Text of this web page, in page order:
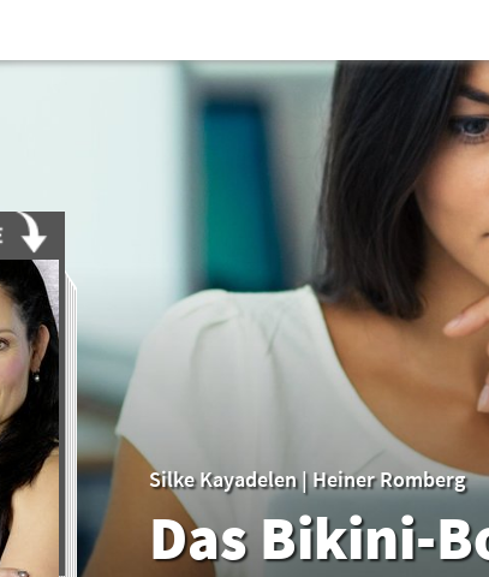
Silke Kayadelen|Heiner Romberg
Das Bikini-